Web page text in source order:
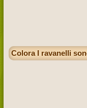
Colora I ravanelli